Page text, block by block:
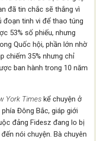
đã tin chắc sẽ thắng vì
đoạn tinh vi để thao túng
53% số phiếu, nhưng
Quốc hội, phần lớn nhờ
chiếm 35% nhưng chỉ
ban hành trong 10 năm
York Times kể chuyện ở
Đông Bắc, giáp giới
đảng Fidesz đang lo bị
nói chuyện. Bà chuyên